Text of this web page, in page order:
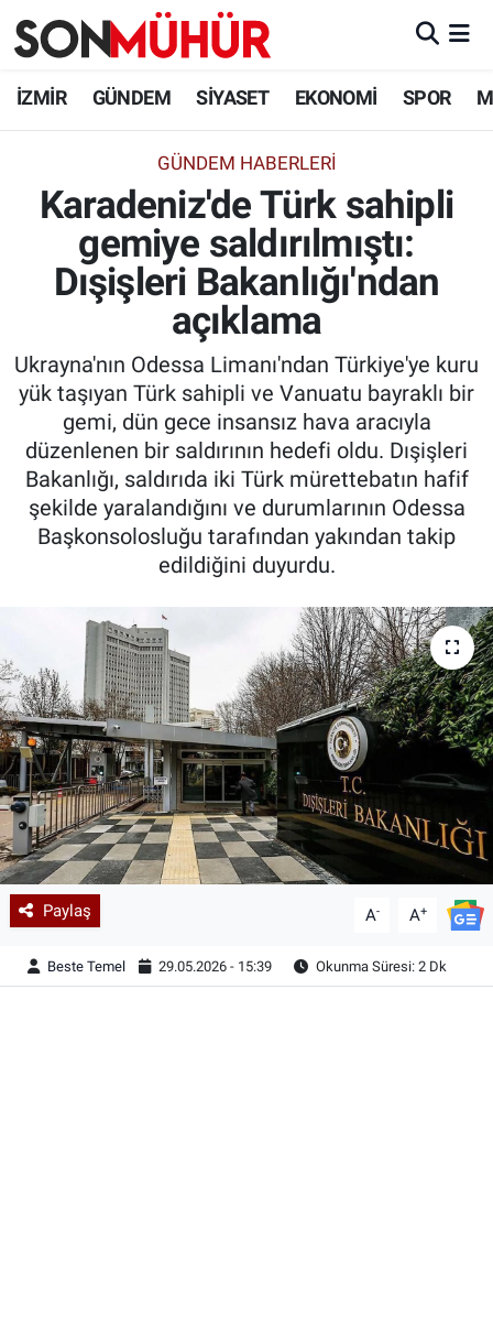
İZMİR GÜNDEM SİYASET EKONOMİ SPOR
GÜNDEM HABERLERI
Karadeniz'de Türk sahipli
gemiye saldırılmıştı:
Dışişleri Bakanlığı'ndan
açıklama
Ukrayna'nın Odessa Limanı'ndan Türkiye'ye kuru
yük taşıyan Türk sahipli ve Vanuatu bayraklı bir
gemi, dün gece insansız hava aracıyla
düzenlenen bir saldırının hedefi oldu. Dışişleri
Bakanlığı, saldırıda iki Türk mürettebatın hafif
şekilde yaralandığını ve durumlarının Odessa
Başkonsolosluğu tarafından yakından takip
edildiğini duyurdu.
Paylaş A- A+
Beste Temel 29.05.2026 - 15:39 Okunma Süresi: 2 Dk
İzmir Nöbetçi Eczaneler
İzmir Namaz Vakitleri
İzmir Trafik Yoğunluk Haritası
Süper Lig Puan Durumu ve Fikstür
Tüm Manşetler
Son Dakika Haberleri
Haber Arşivi